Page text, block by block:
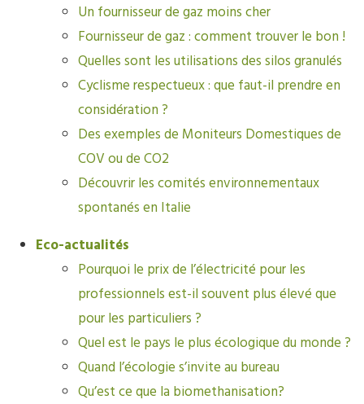
Un fournisseur de gaz moins cher
Fournisseur de gaz : comment trouver le bon !
Quelles sont les utilisations des silos granulés
Cyclisme respectueux : que faut-il prendre en
considération ?
Des exemples de Moniteurs Domestiques de
COV ou de CO2
Découvrir les comités environnementaux
spontanés en Italie
Eco-actualités
Pourquoi le prix de l’électricité pour les
professionnels est-il souvent plus élevé que
pour les particuliers ?
Quel est le pays le plus écologique du monde ?
Quand l’écologie s’invite au bureau
Qu’est ce que la biomethanisation?